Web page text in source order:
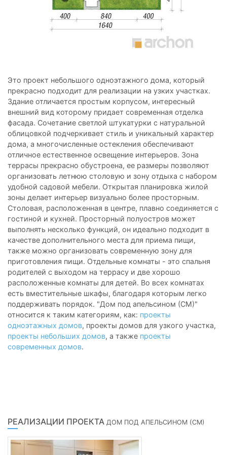
Это проект небольшого одноэтажного дома, который
прекрасно подходит для реализации на узких участках.
Здание отличается простым корпусом, интересный
внешний вид которому придает современная отделка
фасада. Сочетание светлой штукатурки с натуральной
облицовкой подчеркивает стиль и уникальный характер
дома, а многочисленные остекления обеспечивают
отличное естественное освещение интерьеров. Зона
террасы прекрасно обустроена, ее размеры позволяют
организовать летнюю столовую и зону отдыха с набором
удобной садовой мебели. Открытая планировка жилой
зоны делает интерьер визуально более просторным.
Столовая, расположенная в центре, плавно соединяется с
гостиной и кухней. Просторный полуостров может
выполнять несколько функций, он идеально подходит в
качестве дополнительного места для приема пищи,
также можно организовать современную зону для
приготовления пищи. Отдельные комнаты - это спальня
родителей с выходом на террасу и две хорошо
расположенные комнаты для детей. Во всех комнатах
есть вместительные шкафы, благодаря которым легко
поддерживать порядок. "Дом под апельсином (СМ)"
относится к таким категориям, как: проекты
одноэтажных домов, проекты домов для узкого участка,
проекты небольших домов, а также проекты
современных домов.
РЕАЛИЗАЦИИ ПРОЕКТА ДОМ ПОД АПЕЛЬСИНОМ (СМ)